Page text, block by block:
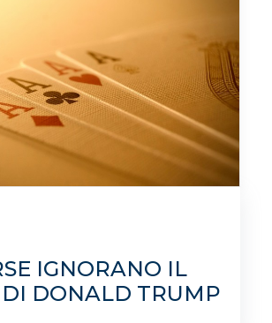
IGNORANO IL
DONALD TRUMP